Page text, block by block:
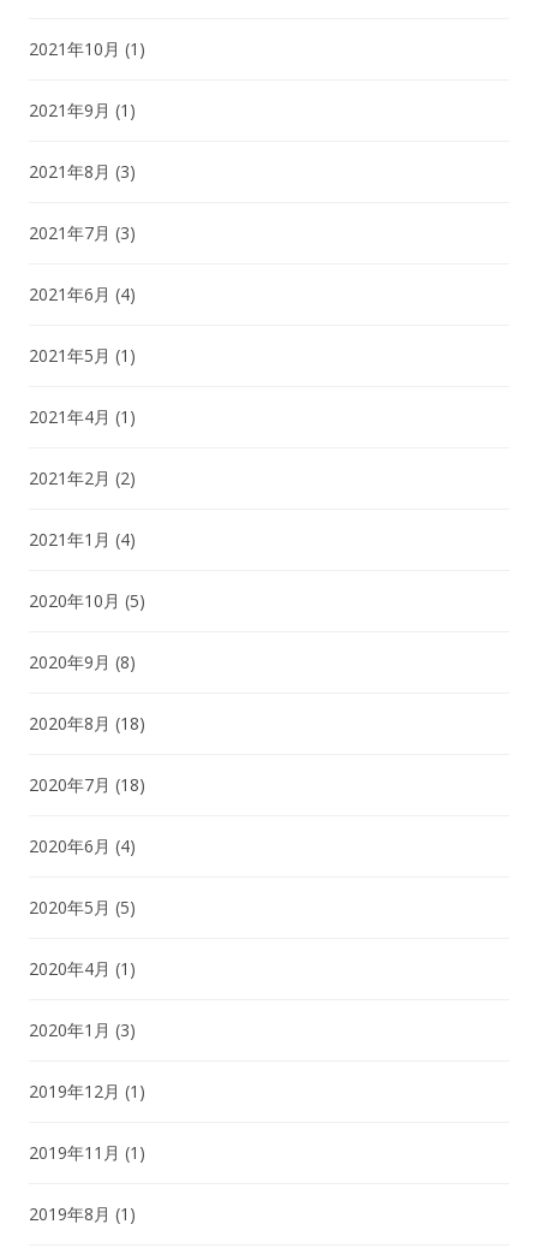
2021年10月 (1)
2021年9月 (1)
2021年8月 (3)
2021年7月 (3)
2021年6月 (4)
2021年5月 (1)
2021年4月 (1)
2021年2月 (2)
2021年1月 (4)
2020年10月 (5)
2020年9月 (8)
2020年8月 (18)
2020年7月 (18)
2020年6月 (4)
2020年5月 (5)
2020年4月 (1)
2020年1月 (3)
2019年12月 (1)
2019年11月 (1)
2019年8月 (1)